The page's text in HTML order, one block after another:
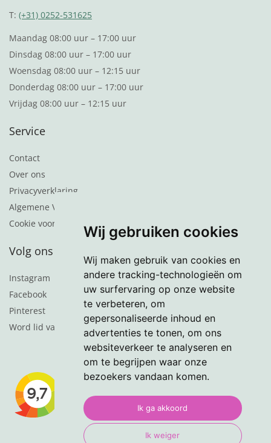
Wij gebruiken cookies
Wij maken gebruik van cookies en
andere tracking-technologieën om
uw surfervaring op onze website
te verbeteren, om
gepersonaliseerde inhoud en
advertenties te tonen, om ons
websiteverkeer te analyseren en
om te begrijpen waar onze
bezoekers vandaan komen.
Ik ga akkoord
Ik weiger
T:(+31) 0252-531625
Maandag 08:00 uur – 17:00 uur
Dinsdag 08:00 uur – 17:00 uur
Woensdag 08:00 uur – 12:15 uur
Donderdag 08:00 uur – 17:00 uur
Vrijdag 08:00 uur – 12:15 uur
Service
Contact
Over ons
Privacyverklaring
Algemene Voorwaarden
Cookie voorkeuren
Volg ons
Instagram
Facebook
Pinterest
Word lid van de nieuwsbrief